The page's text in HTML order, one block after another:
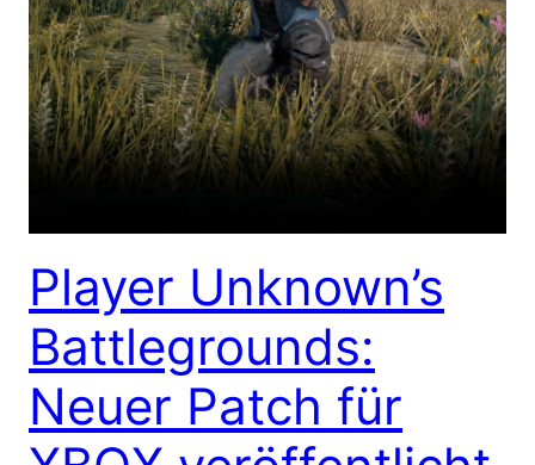
Player Unknown’s
Battlegrounds:
Neuer Patch für